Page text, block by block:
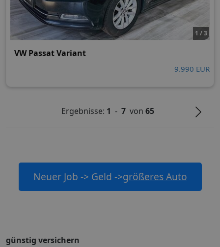
1 / 3
VW Passat Variant
9.990 EUR
Ergebnisse: 1 -7 von65
Neuer Job -> Geld ->größeres Auto
günstig versichern